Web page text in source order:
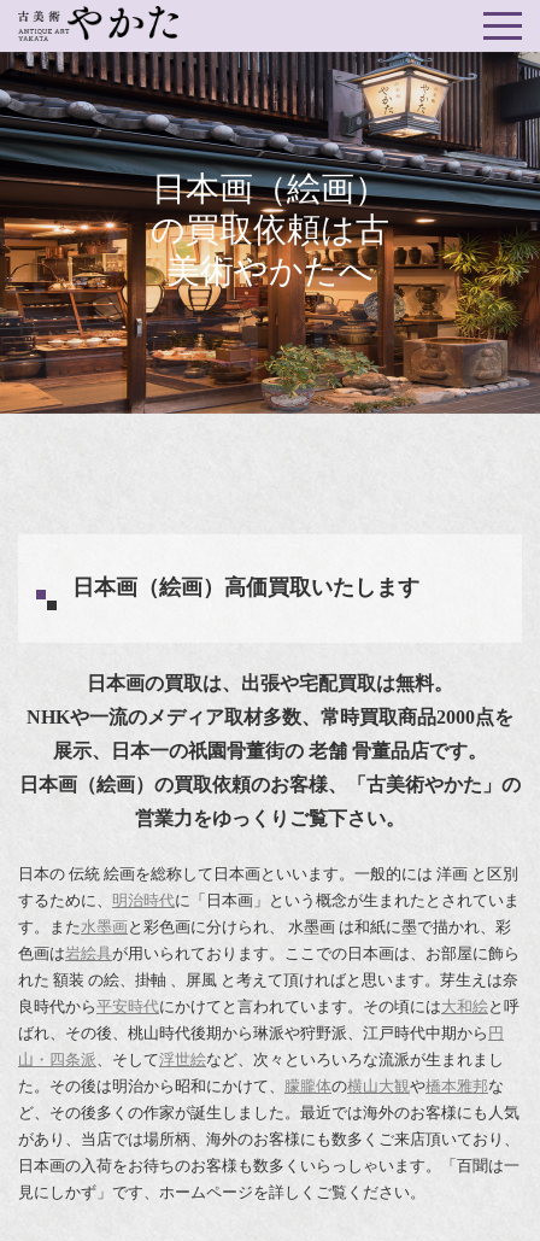
日本画（絵画）
の買取依頼は古
美術やかたへ
日本画（絵画）高価買取いたします
日本画の買取は、出張や宅配買取は無料。
NHKや一流のメディア取材多数、常時買取商品2000点を
展示、日本一の祇園骨董街の 老舗 骨董品店です。
日本画（絵画）の買取依頼のお客様、「古美術やかた」の
営業力をゆっくりご覧下さい。
日本の 伝統 絵画を総称して日本画といいます。一般的には 洋画 と区別
するために、 明治時代に「日本画」という概念が生まれたとされていま
す。また水墨画と彩色画に分けられ、 水墨画 は和紙に墨で描かれ、彩
色画は岩絵具が用いられております。ここでの日本画は、お部屋に飾ら
れた 額装 の絵、掛軸 、屏風 と考えて頂ければと思います。芽生えは奈
良時代から平安時代にかけてと言われています。その頃には大和絵と呼
ばれ、その後、桃山時代後期から琳派や狩野派、江戸時代中期から 円
山・四条派 、そして浮世絵など、次々といろいろな流派が生まれまし
た。その後は明治から昭和にかけて、 朦朧体の横山大観や橋本雅邦な
ど、その後多くの作家が誕生しました。最近では海外のお客様にも人気
があり、当店では場所柄、海外のお客様にも数多くご来店頂いており、
日本画の入荷をお待ちのお客様も数多くいらっしゃいます。「百聞は一
見にしかず」です、ホームページを詳しくご覧ください。